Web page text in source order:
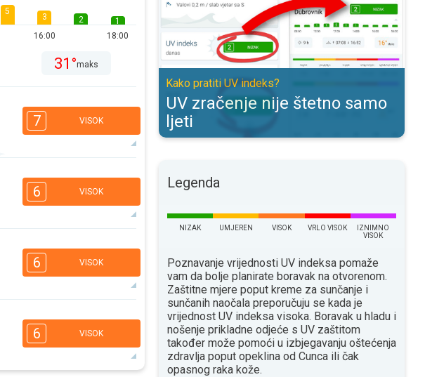
5
3
16:00
2
1
18:00
31°maks
7 VISOK
3
16:00
34°maks
6 VISOK
2
16:00
37°
6 VISOK
3
16:00
2
29°
6 VISOK
Kako pratiti UV indeks?
UV zračenje nije štetno samo
ljeti
Legenda
NIZAK UMJEREN VISOK VRLO VISOK
IZNIMNO
VISOK
Poznavanje vrijednosti UV indeksa pomaže
vam da bolje planirate boravak na otvorenom.
Zaštitne mjere poput kreme za sunčanje i
sunčanih naočala preporučuju se kada je
vrijednost UV indeksa visoka. Boravak u hladu i
nošenje prikladne odjeće s UV zaštitom
također može pomoći u izbjegavanju oštećenja
zdravlja poput opeklina od Сunca ili čak
opasnog raka kože.